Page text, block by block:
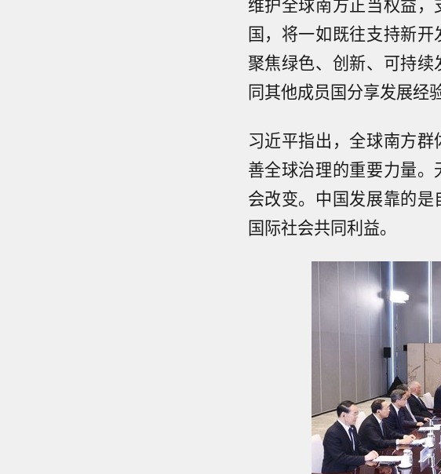
国，将一如既往支持新开
聚焦绿色、创新、可持
同其他成员国分享发展经
习近平指出，全球南方
善全球治理的重要力量
会改变。中国发展靠的
国际社会共同利益。